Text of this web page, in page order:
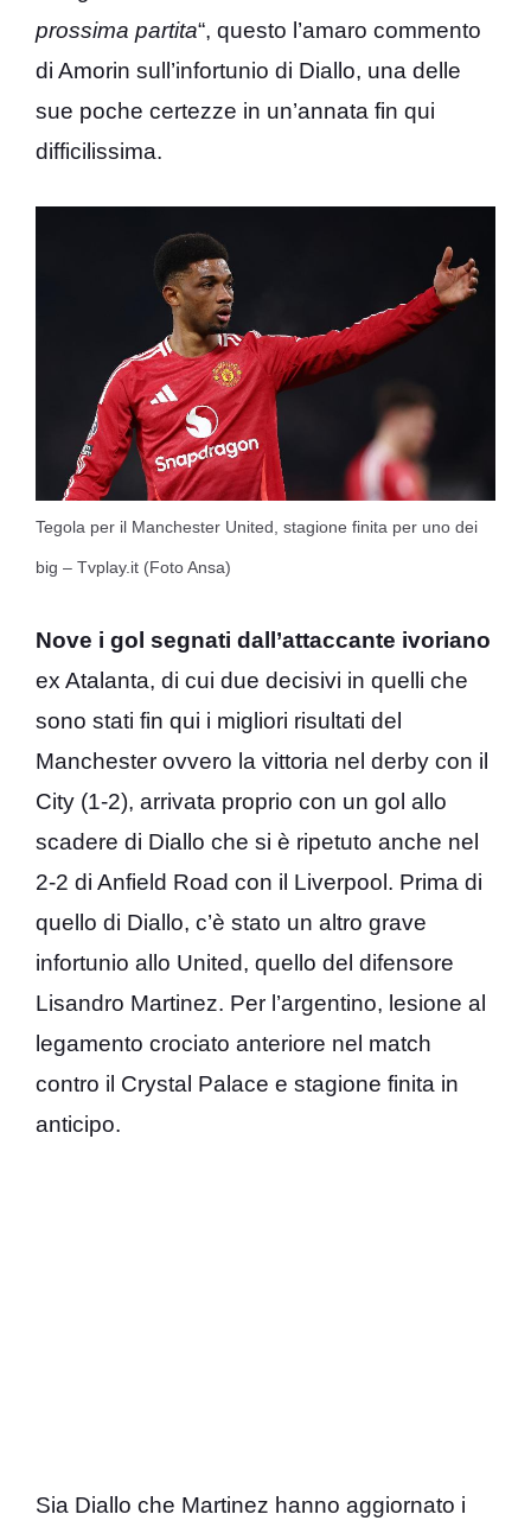
prossima partita“, questo l’amaro commento
di Amorin sull’infortunio di Diallo, una delle
sue poche certezze in un’annata fin qui
difficilissima.
Tegola per il Manchester United, stagione finita per uno dei
big – Tvplay.it (Foto Ansa)
Nove i gol segnati dall’attaccante ivoriano
ex Atalanta, di cui due decisivi in quelli che
sono stati fin qui i migliori risultati del
Manchester ovvero la vittoria nel derby con il
City (1-2), arrivata proprio con un gol allo
scadere di Diallo che si è ripetuto anche nel
2-2 di Anfield Road con il Liverpool. Prima di
quello di Diallo, c’è stato un altro grave
infortunio allo United, quello del difensore
Lisandro Martinez. Per l’argentino, lesione al
legamento crociato anteriore nel match
contro il Crystal Palace e stagione finita in
anticipo.
Sia Diallo che Martinez hanno aggiornato i